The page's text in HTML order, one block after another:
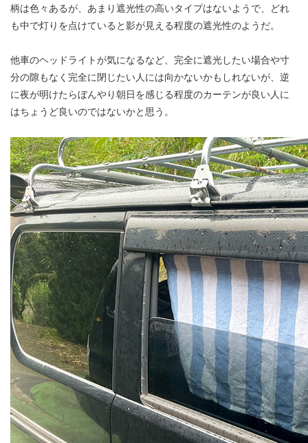
柄は色々あるが、あまり遮光性の高いタイプはないようで、どれ
も中で灯りを点けていると影が見える程度の遮光性のようだ。
他車のヘッドライトが気になるなど、完全に遮光したい場合や寸
分の隙もなく完全に閉じたい人には向かないかもしれないが、逆
に夜が明けたらぼんやり朝日を感じる程度のカーテンが良い人に
はちょうど良いのではないかと思う。